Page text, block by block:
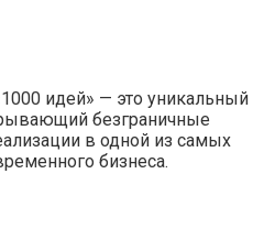
идей» — это уникальный
безграничные
в одной из самых
бизнеса.